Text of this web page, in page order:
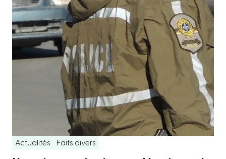
Actualités Faits divers